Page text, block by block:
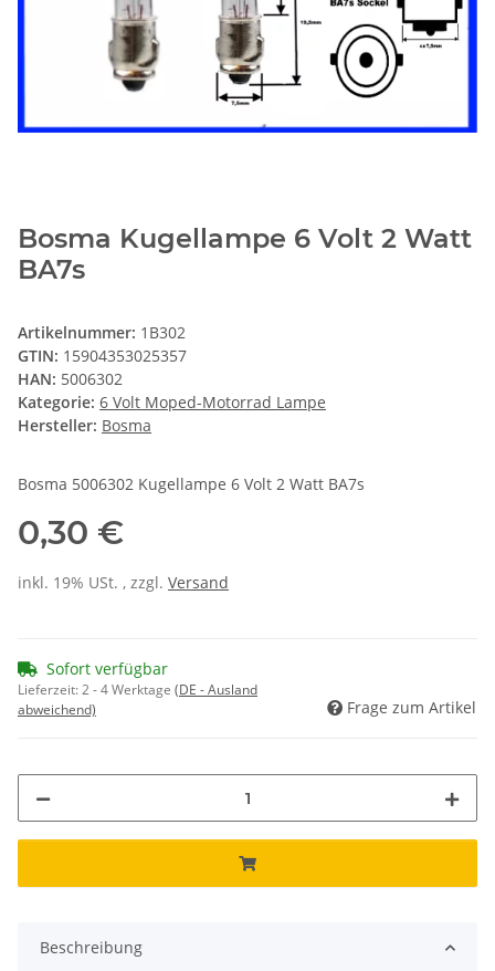
Bosma Kugellampe 6 Volt 2 Watt
BA7s
Artikelnummer: 1B302
GTIN: 15904353025357
HAN: 5006302
Kategorie: 6 Volt Moped-Motorrad Lampe
Hersteller: Bosma
Bosma 5006302 Kugellampe 6 Volt 2 Watt BA7s
0,30 €
inkl. 19% USt. , zzgl. Versand
Sofort verfügbar
Lieferzeit:2 - 4 Werktage (DE - Ausland
abweichend)
Frage zum Artikel
Beschreibung